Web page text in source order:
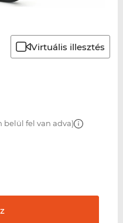
Virtuális illesztés
belül fel van adva)